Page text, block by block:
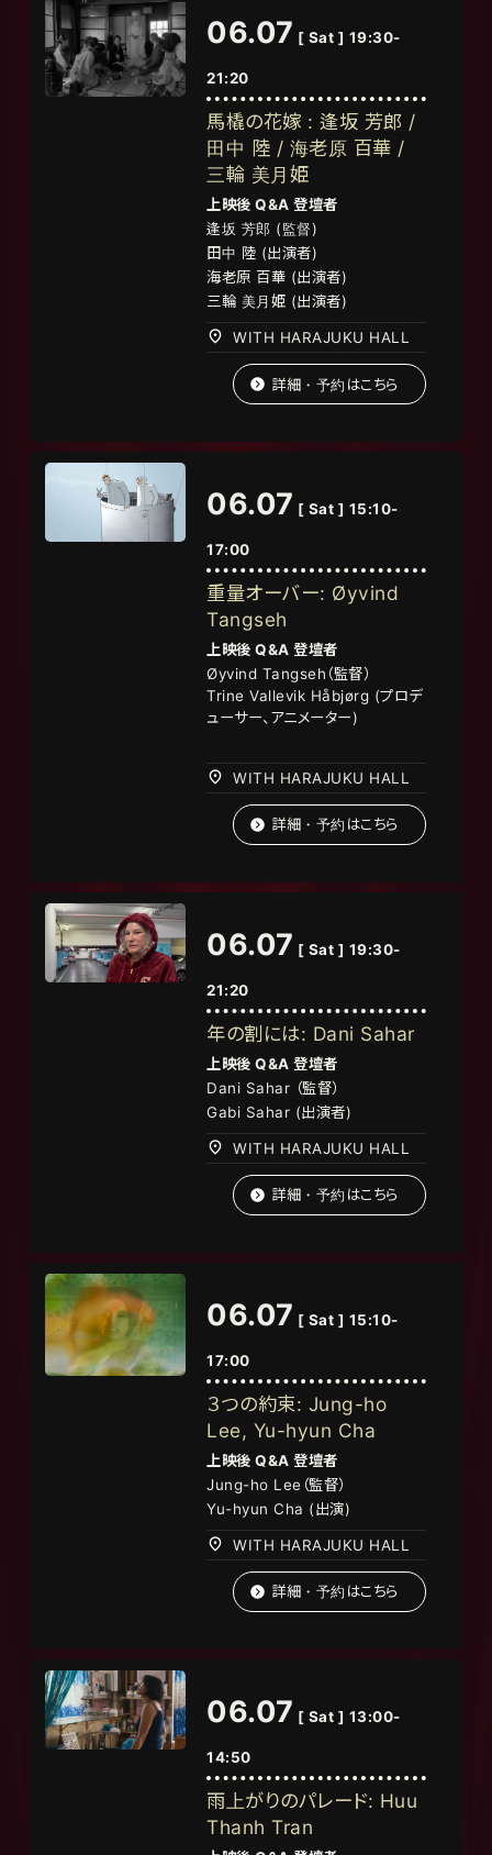
06.07 [ Sat ] 19:30-
21:20
馬橇の花嫁 : 逢坂 芳郎 /
田中 陸 / 海老原 百華 /
三輪 美月姫
上映後 Q&A 登壇者
逢坂 芳郎 (監督)
田中 陸 (出演者)
海老原 百華 (出演者)
三輪 美月姫 (出演者)
WITH HARAJUKU HALL
詳細・予約はこちら
06.07 [ Sat ] 15:10-
17:00
重量オーバー: Øyvind
Tangseh
上映後 Q&A登壇者
Øyvind Tangseh （監督）
Trine Vallevik Håbjørg (プロデ
ューサー、アニメーター)
WITH HARAJUKU HALL
詳細・予約はこちら
06.07 [ Sat ] 19:30-
21:20
年の割には: Dani Sahar
上映後 Q&A登壇者
Dani Sahar （監督）
Gabi Sahar (出演者)
WITH HARAJUKU HALL
詳細・予約はこちら
06.07 [ Sat ] 15:10-
17:00
３つの約束: Jung-ho
Lee, Yu-hyun Cha
上映後 Q&A登壇者
Jung-ho Lee（監督）
Yu-hyun Cha (出演)
WITH HARAJUKU HALL
詳細・予約はこちら
06.07 [ Sat ] 13:00-
14:50
雨上がりのパレード: Huu
Thanh Tran